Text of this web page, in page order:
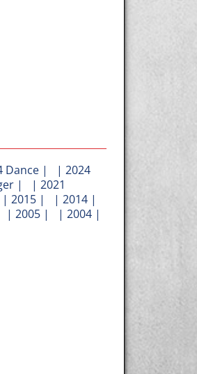
Dance | | 2024
| | 2021
2015 | | 2014 |
| 2005 | | 2004 |